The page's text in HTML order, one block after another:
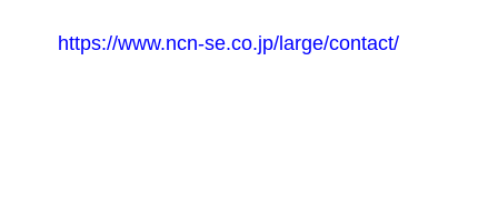
https://www.ncn-se.co.jp/large/contact/